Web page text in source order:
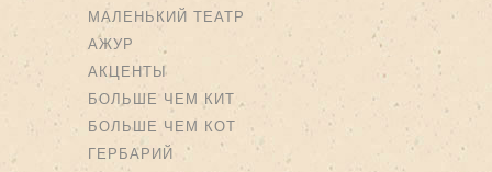
МАЛЕНЬКИЙ ТЕАТР
АЖУР
АКЦЕНТЫ
БОЛЬШЕ ЧЕМ КИТ
БОЛЬШЕ ЧЕМ КОТ
ГЕРБАРИЙ